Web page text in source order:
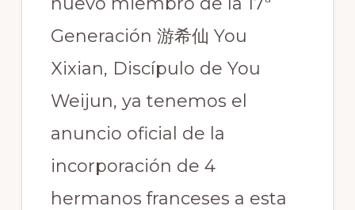
Generación 游希仙 You
Xixian, Discípulo de You
Weijun, ya tenemos el
anuncio oficial de la
incorporación de 4
hermanos franceses a esta